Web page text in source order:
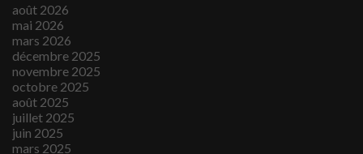
août 2026
mai 2026
mars 2026
décembre 2025
novembre 2025
octobre 2025
août 2025
juillet 2025
juin 2025
mars 2025